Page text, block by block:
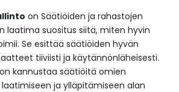
on Säätiöiden ja rahastojen
laatima suositus siitä, miten hyvin
Se esittää säätiöiden hyvän
tiiviisti ja käytännönläheisesti.
kannustaa säätiöitä omien
ja ylläpitämiseen alan